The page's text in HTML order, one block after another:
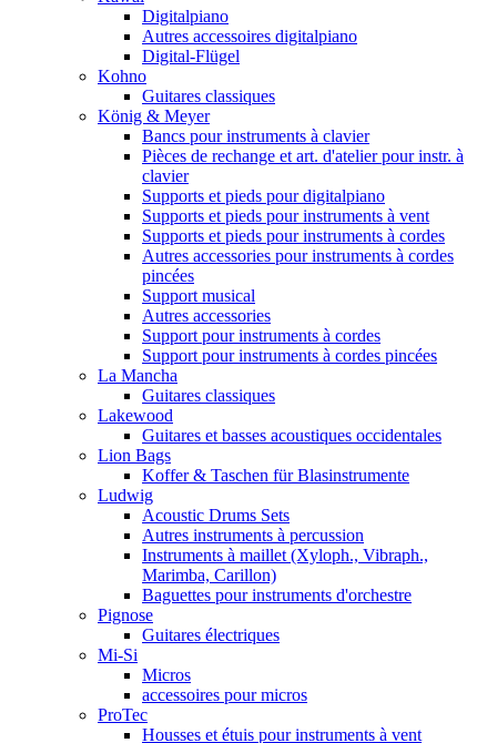
Digitalpiano
Autres accessoires digitalpiano
Digital-Flügel
Kohno
Guitares classiques
König & Meyer
Bancs pour instruments à clavier
Pièces de rechange et art. d'atelier pour instr. à
clavier
Supports et pieds pour digitalpiano
Supports et pieds pour instruments à vent
Supports et pieds pour instruments à cordes
Autres accessories pour instruments à cordes
pincées
Support musical
Autres accessories
Support pour instruments à cordes
Support pour instruments à cordes pincées
La Mancha
Guitares classiques
Lakewood
Guitares et basses acoustiques occidentales
Lion Bags
Koffer & Taschen für Blasinstrumente
Ludwig
Acoustic Drums Sets
Autres instruments à percussion
Instruments à maillet (Xyloph., Vibraph.,
Marimba, Carillon)
Baguettes pour instruments d'orchestre
Pignose
Guitares électriques
Mi-Si
Micros
accessoires pour micros
ProTec
Housses et étuis pour instruments à vent